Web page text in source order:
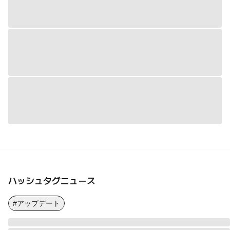
ハッシュタグニュース
#アップデート